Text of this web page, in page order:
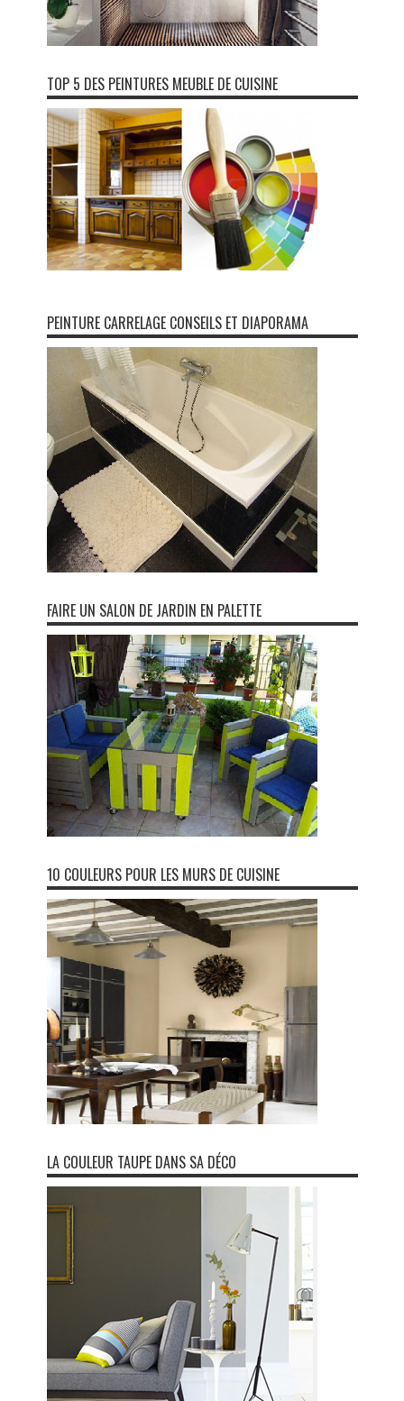
TOP 5 DES PEINTURES MEUBLE DE CUISINE
PEINTURE CARRELAGE CONSEILS ET DIAPORAMA
FAIRE UN SALON DE JARDIN EN PALETTE
10 COULEURS POUR LES MURS DE CUISINE
LA COULEUR TAUPE DANS SA DÉCO